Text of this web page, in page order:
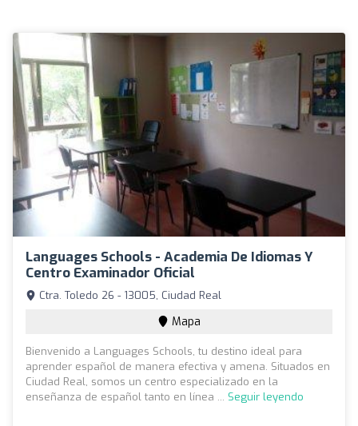
Languages Schools - Academia De Idiomas Y
Centro Examinador Oficial
Ctra. Toledo 26 - 13005, Ciudad Real
Mapa
Bienvenido a Languages Schools, tu destino ideal para
aprender español de manera efectiva y amena. Situados en
Ciudad Real, somos un centro especializado en la
enseñanza de español tanto en línea ... Seguir leyendo